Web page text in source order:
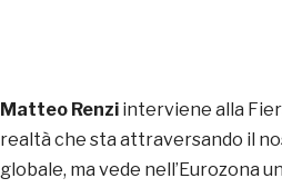
Matteo Renzi interviene alla
realtà che sta attraversando il
globale, ma vede nell’Eurozona